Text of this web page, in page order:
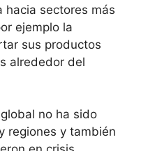
hacia sectores más
ejemplo la
sus productos
alrededor del
no ha sido
regiones y también